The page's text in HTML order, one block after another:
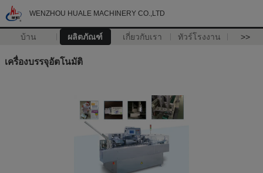
WENZHOU HUALE MACHINERY CO.,LTD
บ้าน ผลิตภัณฑ์ เกี่ยวกับเรา ทัวร์โรงงาน >>
เครื่องบรรจุอัตโนมัติ